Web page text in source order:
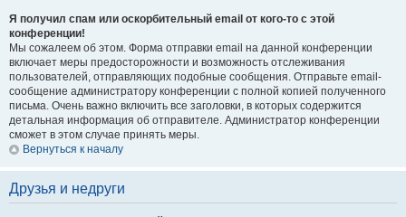
Я получил спам или оскорбительный email от кого-то с этой
конференции!
Мы сожалеем об этом. Форма отправки email на данной конференции
включает меры предосторожности и возможность отслеживания
пользователей, отправляющих подобные сообщения. Отправьте email-
сообщение администратору конференции с полной копией полученного
письма. Очень важно включить все заголовки, в которых содержится
детальная информация об отправителе. Администратор конференции
сможет в этом случае принять меры.
Вернуться к началу
Друзья и недруги